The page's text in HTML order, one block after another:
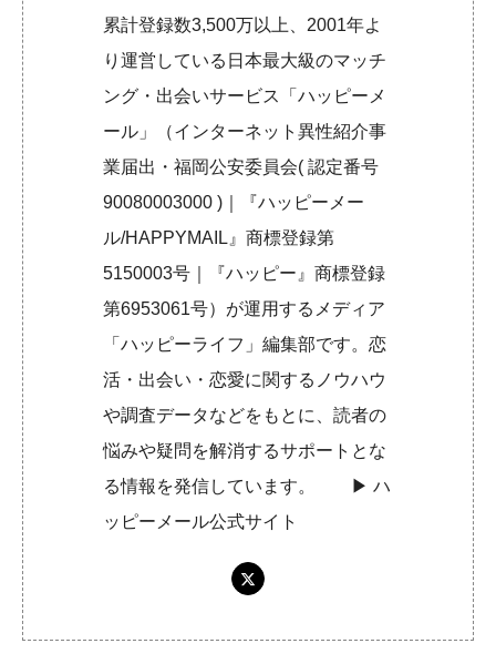
累計登録数3,500万以上、2001年よ
り運営している日本最大級のマッチ
ング・出会いサービス「ハッピーメ
ール」（インターネット異性紹介事
業届出・福岡公安委員会( 認定番号
90080003000 )｜『ハッピーメー
ル/HAPPYMAIL』商標登録第
5150003号｜『ハッピー』商標登録
第6953061号）が運用するメディア
「ハッピーライフ」編集部です。恋
活・出会い・恋愛に関するノウハウ
や調査データなどをもとに、読者の
悩みや疑問を解消するサポートとな
る情報を発信しています。 ▶︎ハ
ッピーメール公式サイト